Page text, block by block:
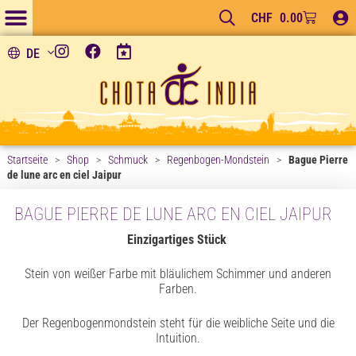
CHF 0.00
DE
Startseite> Shop > Schmuck> Regenbogen-Mondstein > Bague Pierre
de lune arc en ciel Jaipur
BAGUE PIERRE DE LUNE ARC EN CIEL JAIPUR
Einzigartiges Stück
Stein von weißer Farbe mit bläulichem Schimmer und anderen
Farben.
Der Regenbogenmondstein steht für die weibliche Seite und die
Intuition.